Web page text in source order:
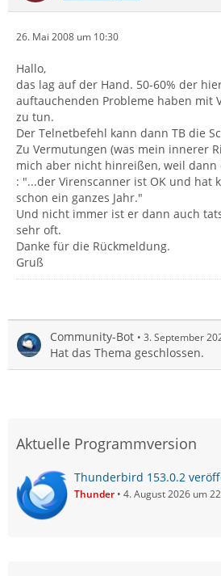
26. Mai 2008 um 10:30
Hallo,
das lag auf der Hand. 50-60% der
auftauchenden Probleme haben mit
zu tun.
Der Telnetbefehl kann dann TB die
Zu Vermutungen (was mein innerer
mich aber nicht hinreißen, weil
: "...der Virenscanner ist OK und hat
schon ein ganzes Jahr."
Und nicht immer ist er dann auch
sehr oft.
Danke für die Rückmeldung.
Gruß
Community-Bot 3. September
Hat das Thema geschlossen.
Aktuelle Programmversion
Thunderbird 153.0.2
Thunder 4. August 2026 um